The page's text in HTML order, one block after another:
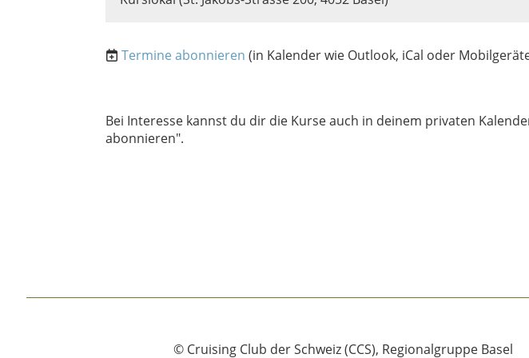
Termine abonnieren (in Kalender wie Outlook, iCal oder
Bei Interesse kannst du dir die Kurse auch in deinem privaten
abonnieren".
© Cruising Club der Schweiz (CCS), Regionalgruppe Basel